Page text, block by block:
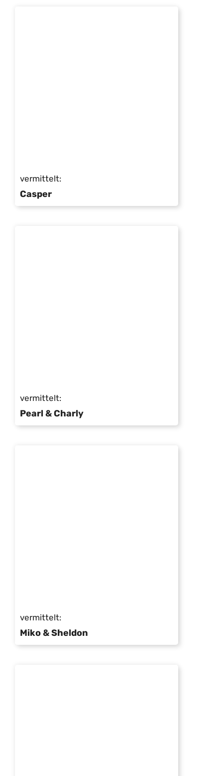
vermittelt:
Casper
vermittelt:
Pearl & Charly
vermittelt:
Miko & Sheldon